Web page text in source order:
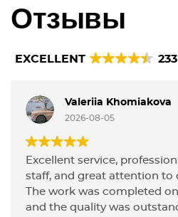
Отзывы
EXCELLENT
Valeriia Khomiakova
2026-08-05
Excellent service,
staff, and great attention to
The work was completed
and the quality was